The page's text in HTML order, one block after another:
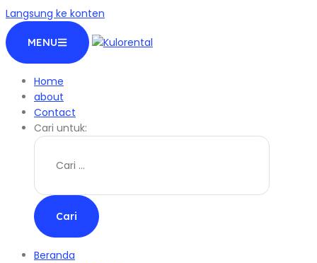
Langsung ke konten
MENU
Home
about
Contact
Cari untuk:
Beranda